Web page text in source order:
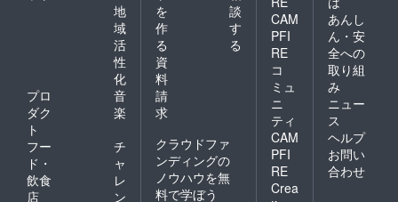
地
域
活
性
化
プロ
ダク
ト
音
楽
フー
ド・
飲食
店
チ
ャ
レ
ン
を
作
る
談
す
る
資
料
請
求
クラウドファ
ンディングの
ノウハウを無
料で学ぼう
CAM
PFI
RE
コ
ミュ
ニ
ティ
CAM
PFI
RE
Crea
あんし
ん・安
全への
取り組
み
ニュー
ス
ヘルプ
お問い
合わせ